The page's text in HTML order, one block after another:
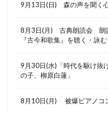
9月13日(日) 森の声を聞く
8月3日(月) 古典朗読会 朗
『古今和歌集』を聴く・詠む
9月30日(水)「時代を駆け抜
の子、柳原白蓮」
8月10日(月) 被爆ピアノコ